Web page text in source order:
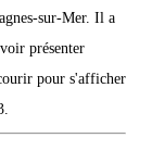
sur-Mer. Il a
présenter
pour s'afficher